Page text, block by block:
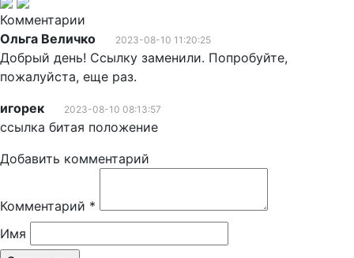
Комментарии
Ольга Величко
2023-08-10 11:20:25
Добрый день! Ссылку заменили. Попробуйте,
пожалуйста, еще раз.
игорек
2023-08-10 08:13:57
ссылка битая положение
Добавить комментарий
Комментарий *
Имя